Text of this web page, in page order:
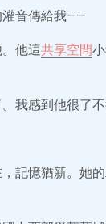
灌音傳給我——
他這共享空間
我感到他很了
記憶猶新。她